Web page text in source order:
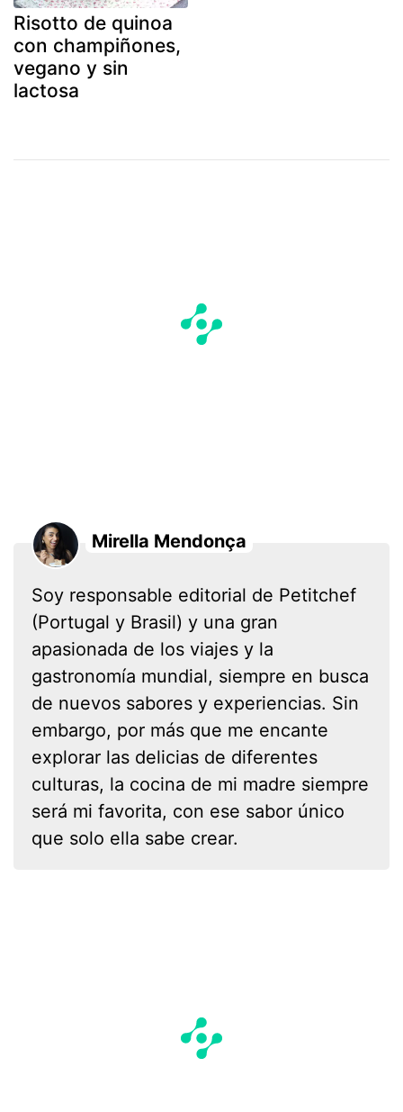
Risotto de quinoa
con champiñones,
vegano y sin
lactosa
Mirella Mendonça
Soy responsable editorial de Petitchef
(Portugal y Brasil) y una gran
apasionada de los viajes y la
gastronomía mundial, siempre en busca
de nuevos sabores y experiencias. Sin
embargo, por más que me encante
explorar las delicias de diferentes
culturas, la cocina de mi madre siempre
será mi favorita, con ese sabor único
que solo ella sabe crear.